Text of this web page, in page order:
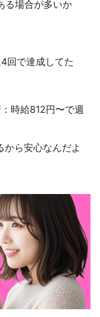
る場合が多いか
回で達成してた
：時給812円〜で週
ら安心なんだよ